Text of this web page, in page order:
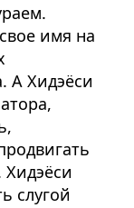
имя на
А Хидэёси
слугой